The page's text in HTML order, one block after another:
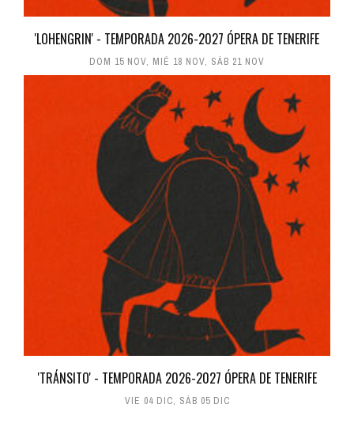
'LOHENGRIN' - TEMPORADA 2026-2027 ÓPERA DE TENERIFE
DOM 15 NOV, MIÉ 18 NOV, SÁB 21 NOV
'TRÁNSITO' - TEMPORADA 2026-2027 ÓPERA DE TENERIFE
VIE 04 DIC, SÁB 05 DIC